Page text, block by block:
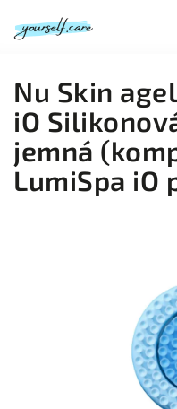
Nu Skin
iO
jemná
LumiSpa iO